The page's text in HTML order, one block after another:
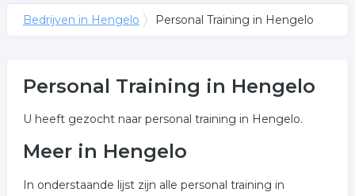
Bedrijven in Hengelo Personal Training in Hengelo
Personal Training in Hengelo
U heeft gezocht naar personal training in Hengelo.
Meer in Hengelo
In onderstaande lijst zijn alle personal training in